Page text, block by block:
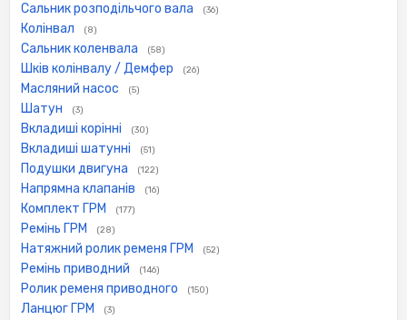
Сальник розподільчого вала (36)
Колінвал (8)
Сальник коленвала (58)
Шків колінвалу / Демфер (26)
Масляний насос (5)
Шатун (3)
Вкладиші корінні (30)
Вкладиші шатунні (51)
Подушки двигуна (122)
Напрямна клапанів (16)
Комплект ГРМ (177)
Ремінь ГРМ (28)
Натяжний ролик ременя ГРМ (52)
Ремінь приводний (146)
Ролик ременя приводного (150)
Ланцюг ГРМ (3)